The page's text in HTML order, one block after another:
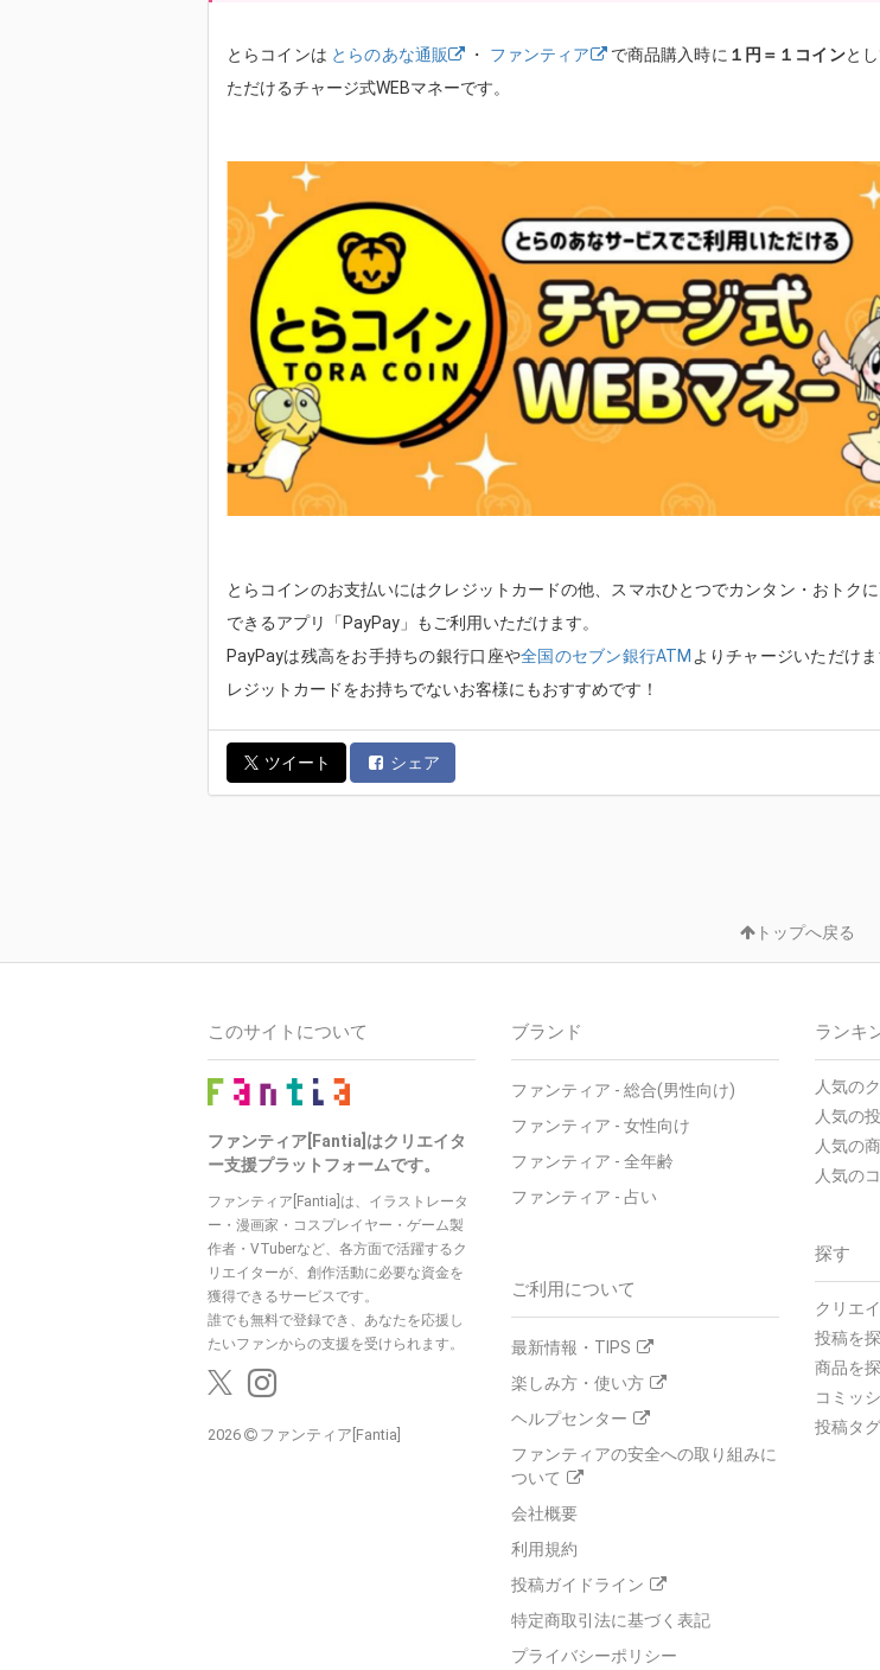
とらコインは とらのあな通販 ・ ファンティア で商品購入時に １円＝１コインと
ただけるチャージ式WEBマネーです。
とらコインのお支払いにはクレジットカードの他、スマホひとつでカンタン・おトク
できるアプリ「PayPay」もご利用いただけます。
PayPayは残高をお手持ちの銀行口座や全国のセブン銀行ATM よりチャージいただけ
レジットカードをお持ちでないお客様にもおすすめです！
ツイート シェア
トップへ戻る
ブランド
ファンティア - 総合(男性向け)
ファンティア - 女性向け
ファンティア - 全年齢
ファンティア - 占い
ご利用について
最新情報・TIPS
楽しみ方・使い方
ヘルプセンター
ファンティアの安全への取り組みに
ついて
会社概要
利用規約
投稿ガイドライン
特定商取引法に基づく表記
プライバシーポリシー
ランキ
人気の
人気の
人気の
人気の
探す
クリエ
投稿を
商品を
コミッ
投稿タ
このサイトについて
ファンティア[Fantia]はクリエイタ
ー支援プラットフォームです。
ファンティア[Fantia]は、イラストレータ
ー・漫画家・コスプレイヤー・ゲーム製
作者・VTuberなど、各方面で活躍するク
リエイターが、創作活動に必要な資金を
獲得できるサービスです。
誰でも無料で登録でき、あなたを応援し
たいファンからの支援を受けられます。
2026 ファンティア[Fantia]